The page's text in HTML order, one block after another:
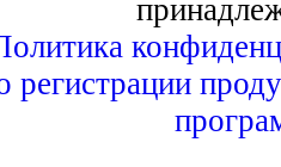
регистрации